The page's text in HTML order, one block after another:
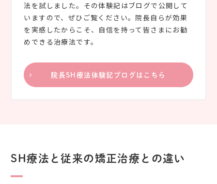
法を試しました。その体験記はブログで公開して
いますので、ぜひご覧ください。院長自らが効果
を実感したからこそ、自信を持って皆さまにお勧
めできる治療法です。
院長SH療法体験記ブログはこちら
SH療法と従来の矯正治療との違い